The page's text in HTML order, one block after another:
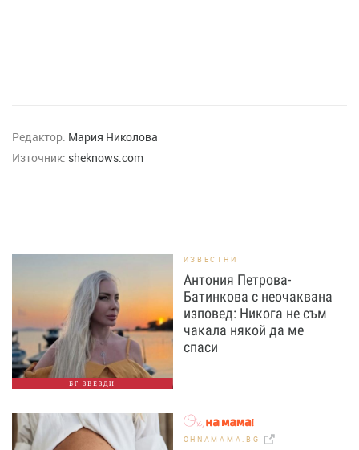
Редактор: Мария Николова
Източник: sheknows.com
БГ ЗВЕЗДИ
ИЗВЕСТНИ
Антония Петрова-
Батинкова с неочаквана
изповед: Никога не съм
чакала някой да ме
спаси
OHNAMAMA.BG